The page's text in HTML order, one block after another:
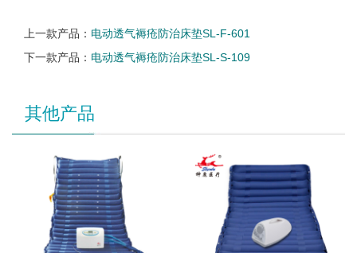
上一款产品： 电动透气褥疮防治床垫SL-F-601
下一款产品： 电动透气褥疮防治床垫SL-S-109
其他产品